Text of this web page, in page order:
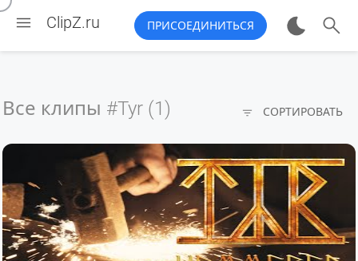
 ClipZ.ru ПРИСОЕДИНИТЬСЯ 
Все клипы #Tyr (1)  СОРТИРОВАТЬ